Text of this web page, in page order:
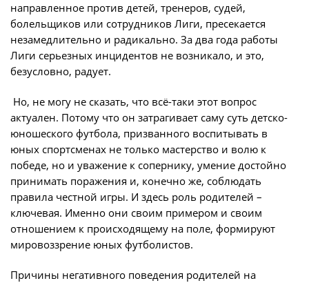
Команды
Игроки
Дисквалификации
Турнир Объединенного Чемпионата по
футболу "Содружество" среди юношей
2011-2012 годов рождения (U-15)
Календарь и результаты матчей
Турнирная таблица
Статистика
Команды
Игроки
направленное против детей, тренеров, судей,
болельщиков или сотрудников Лиги, пресекается
незамедлительно и радикально. За два года работы
Лиги серьезных инцидентов не возникало, и это,
безусловно, радует.
Но, не могу не сказать, что всё-таки этот вопрос
актуален. Потому что он затрагивает саму суть детско-
юношеского футбола, призванного воспитывать в
юных спортсменах не только мастерство и волю к
победе, но и уважение к сопернику, умение достойно
принимать поражения и, конечно же, соблюдать
правила честной игры. И здесь роль родителей –
ключевая. Именно они своим примером и своим
отношением к происходящему на поле, формируют
мировоззрение юных футболистов.
Причины негативного поведения родителей на